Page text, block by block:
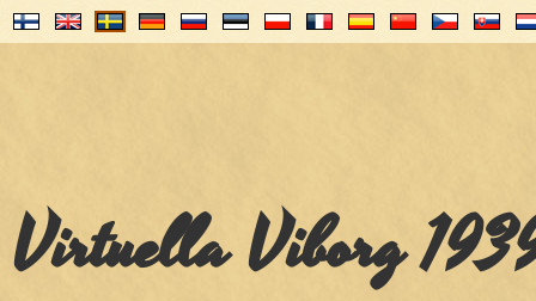
Virtuella Viborg